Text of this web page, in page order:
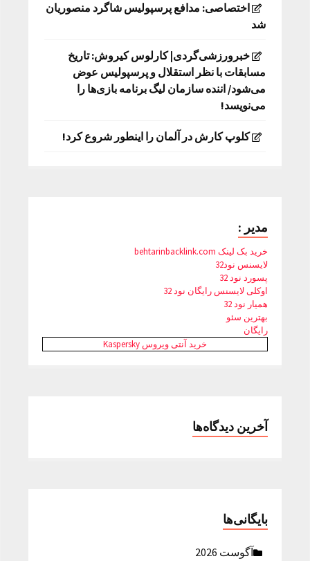
اختصاصی: مدافع پرسپولیس شاگرد منصوریان
شد
خبرورزشی‌گردی| کارلوس کیروش: تاریخ
مسابقات با نظر استقلال و پرسپولیس عوض
می‌شود/ اننده سازمان لیگ برنامه بازی‌ها را
می‌نویسد!
کلوپ کارش در آلمان را اینطور شروع کرد!
مدیر :
خرید بک لینک behtarinbacklink.com
لایسنس نود32
پسورد نود 32
اوکلی لایسنس رایگان نود 32
همیار نود 32
بهترین سئو
رایگان
خرید آنتی ویروس Kaspersky
آخرین دیدگاه‌ها
بایگانی‌ها
آگوست 2026